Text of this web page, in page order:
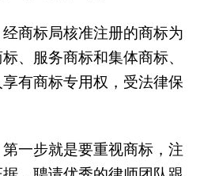
商标局核准注册的商标为
、服务商标和集体商标、
有商标专用权，受法律保
一步就是要重视商标，注